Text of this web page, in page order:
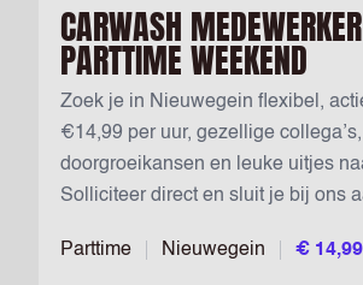
CARWASH MEDEWERKER
PARTTIME WEEKEND
Parttime Nieuwegein € 14,99
Zoek je in Nieuwegein flexibel,
€14,99 per uur, gezellige collega’s,
doorgroeikansen en leuke uitjes
Solliciteer direct en sluit je bij ons